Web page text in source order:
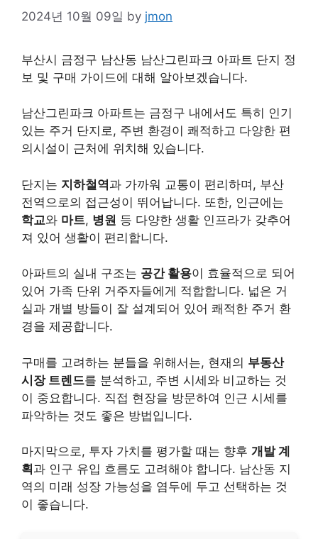
2024년 10월 09일 by jmon
부산시 금정구 남산동 남산그린파크 아파트 단지 정
보 및 구매 가이드에 대해 알아보겠습니다.
남산그린파크 아파트는 금정구 내에서도 특히 인기
있는 주거 단지로, 주변 환경이 쾌적하고 다양한 편
의시설이 근처에 위치해 있습니다.
단지는 지하철역과 가까워 교통이 편리하며, 부산
전역으로의 접근성이 뛰어납니다. 또한, 인근에는
학교와 마트, 병원 등 다양한 생활 인프라가 갖추어
져 있어 생활이 편리합니다.
아파트의 실내 구조는 공간 활용이 효율적으로 되어
있어 가족 단위 거주자들에게 적합합니다. 넓은 거
실과 개별 방들이 잘 설계되어 있어 쾌적한 주거 환
경을 제공합니다.
구매를 고려하는 분들을 위해서는, 현재의 부동산
시장 트렌드를 분석하고, 주변 시세와 비교하는 것
이 중요합니다. 직접 현장을 방문하여 인근 시세를
파악하는 것도 좋은 방법입니다.
마지막으로, 투자 가치를 평가할 때는 향후 개발 계
획 과 인구 유입 흐름도 고려해야 합니다. 남산동 지
역의 미래 성장 가능성을 염두에 두고 선택하는 것
이 좋습니다.